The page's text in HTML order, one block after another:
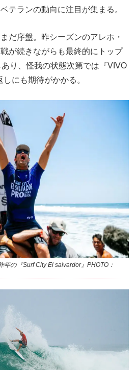
テランの動向に注目が集まる。
だ序盤。昨シーズンのアレホ・
が続きながらも最終的にトップ
り、怪我の状態次第では『VIVO
にも期待がかかる。
の『Surf City El salvardor』PHOTO：